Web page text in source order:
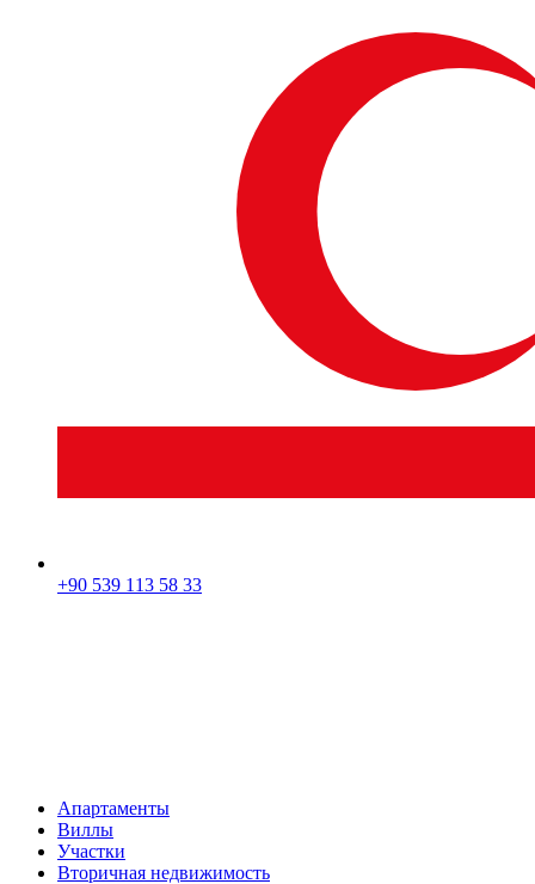
+90 539 113 58 33
Апартаменты
Виллы
Участки
Вторичная недвижимость